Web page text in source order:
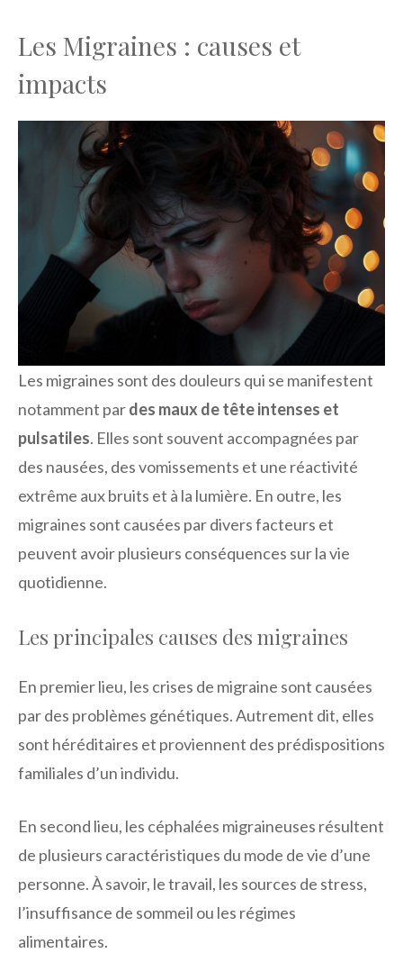
Les Migraines : causes et
impacts
Les migraines sont des douleurs qui se manifestent
notamment pardes maux de tête intenses et
pulsatiles. Elles sont souvent accompagnées par
des nausées, des vomissements et une réactivité
extrême aux bruits et à la lumière. En outre, les
migraines sont causées par divers facteurs et
peuvent avoir plusieurs conséquences sur la vie
quotidienne.
Les principales causes des migraines
En premier lieu, les crises de migraine sont causées
par des problèmes génétiques. Autrement dit, elles
sont héréditaires et proviennent des prédispositions
familiales d’un individu.
En second lieu, les céphalées migraineuses résultent
de plusieurs caractéristiques du mode de vie d’une
personne. À savoir, le travail, les sources de stress,
l’insuffisance de sommeil ou les régimes
alimentaires.